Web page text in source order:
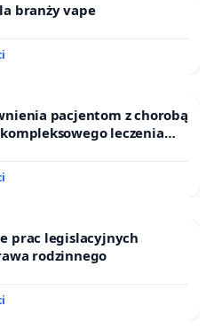
mają wyjątkowe
Te walory przyciągają tu
turystów, osoby
okolica zostanie
a turyści
Okolica straci
i Głosków staną
branży vape
pacjentom z chorobą
leczenia
prac legislacyjnych
rodzinnego